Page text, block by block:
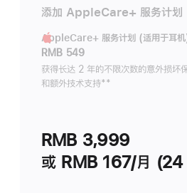
添加 AppleCare+ 服务计划
AppleCare+ 服务计划 (适用于耳机
RMB 549
获得长达 2 年的不限次数的意外损坏
和额外技术支持脚
**
RMB 3,999
或 RMB 167/月 (24